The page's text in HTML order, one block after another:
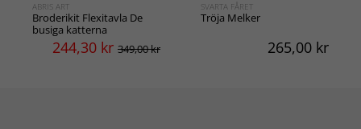
ABRIS ART
Broderikit Flexitavla De
busiga katterna
244,30 kr 349,00 kr
SVARTA FÅRET
Tröja Melker
265,00 kr